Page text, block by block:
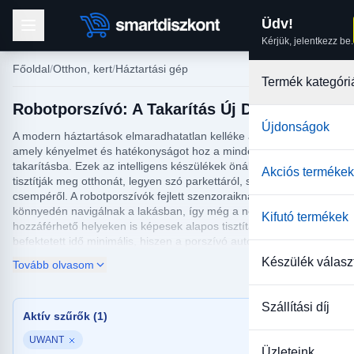
Üdv!
Kérjük, jelentkezz be.
Termék
Újdonságok
Akciós termékek
Kifutó termékek
Készülék
Szállítási díj
Főoldal Otthon, kert Háztartási gép
Robotporszívó: A Takarítás Új Dimenziója
A modern háztartások elmaradhatatlan kelléke a robotporszívó,
amely kényelmet és hatékonyságot hoz a mindennapi
takarításba. Ezek az intelligens készülékek önállóan, alaposan
tisztítják meg otthonát, legyen szó parkettáról, szőnyegről vagy
csempéről. A robotporszívók fejlett szenzoraiknak köszönhetően
könnyedén navigálnak a lakásban, így még a nehezen
hozzáférhető helyeken is képesek alapos tisztítást végezni. A
befektetett idő minimális, hiszen a porszívó automatikusan végzi
el a heti takarítás nagy részét, Önnek csak az elindítással és a
tartály ürítésével kell foglalkoznia.
A különböző márkák és modellek között a vásárlók az
igényeiknek megfelelően válogathatnak, a SmartDiszkont
kínálatában pedig mindenki megtalálhatja a számára ideális
robotporszívót. Az okos funkciókkal ellátott készülékek tervezéstől
Tovább olvasom
Aktív szűrők (1)
UWANT